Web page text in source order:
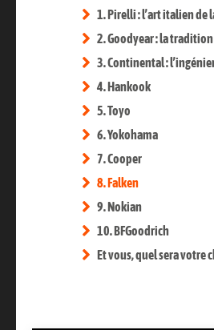
1. Pirelli : l’art italien de
2. Goodyear : la
3. Continental :
4. Hankook
5. Toyo
6. Yokohama
7. Cooper
8. Falken
9. Nokian
10. BFGoodrich
Et vous, quel sera votre